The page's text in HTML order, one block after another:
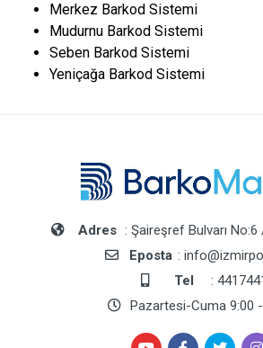
Merkez Barkod Sistemi
Mudurnu Barkod Sistemi
Seben Barkod Sistemi
Yeniçağa Barkod Sistemi
Adres : Şaireşref Bulvarı
Eposta :
Tel
:
Pazartesi-Cuma 9:00